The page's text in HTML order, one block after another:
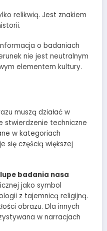
relikwią. Jest znakiem
o badaniach
nie jest neutralnym
elementem kultury.
muszą działać w
stwierdzenie techniczne
w kategoriach
się częścią większej
badania nasa
jako symbol
z tajemnicą religijną.
obrazu. Dla innych
w narracjach